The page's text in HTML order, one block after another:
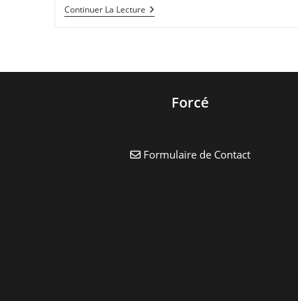
Continuer La LectureJournées
Européennes
Forcé
Formulaire de Contact